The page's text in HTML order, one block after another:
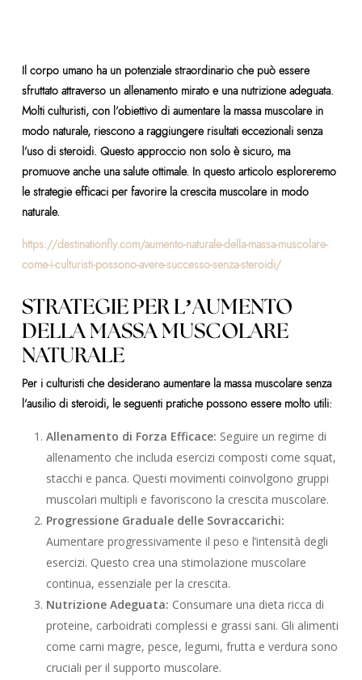
Il corpo umano ha un potenziale straordinario che può essere
sfruttato attraverso un allenamento mirato e una nutrizione adeguata.
Molti culturisti, con l’obiettivo di aumentare la massa muscolare in
modo naturale, riescono a raggiungere risultati eccezionali senza
l’uso di steroidi. Questo approccio non solo è sicuro, ma
promuove anche una salute ottimale. In questo articolo esploreremo
le strategie efficaci per favorire la crescita muscolare in modo
naturale.
https://destinationfly.com/aumento-naturale-della-massa-muscolare-
come-i-culturisti-possono-avere-successo-senza-steroidi/
STRATEGIE PER L’AUMENTO
DELLA MASSA MUSCOLARE
NATURALE
Per i culturisti che desiderano aumentare la massa muscolare senza
l’ausilio di steroidi, le seguenti pratiche possono essere molto utili:
Allenamento di Forza Efficace: Seguire un regime di
allenamento che includa esercizi composti come squat,
stacchi e panca. Questi movimenti coinvolgono gruppi
muscolari multipli e favoriscono la crescita muscolare.
Progressione Graduale delle Sovraccarichi:
Aumentare progressivamente il peso e l’intensità degli
esercizi. Questo crea una stimolazione muscolare
continua, essenziale per la crescita.
Nutrizione Adeguata: Consumare una dieta ricca di
proteine, carboidrati complessi e grassi sani. Gli alimenti
come carni magre, pesce, legumi, frutta e verdura sono
cruciali per il supporto muscolare.